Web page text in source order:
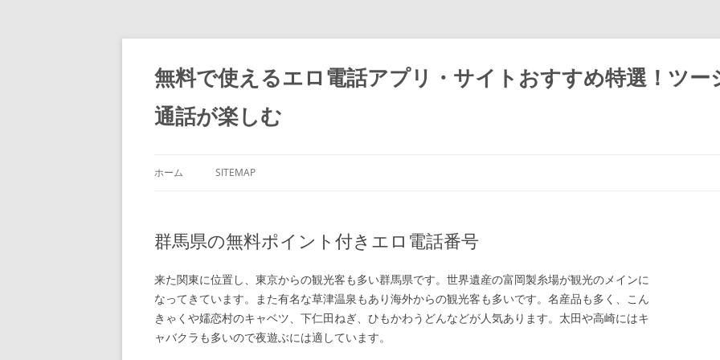
コ
テ
ン
ツ
ス
キ
無料で使えるエロ電話アプリ・サイトおすすめ特選！ツ
通話が楽しむ
ホーム SITEMAP
群馬県の無料ポイント付きエロ電話番号
来た関東に位置し、東京からの観光客も多い群馬県です。世界遺産の富岡製糸場が観光のメインに
なってきています。また有名な草津温泉もあり海外からの観光客も多いです。名産品も多く、こん
きゃくや嬬恋村のキャベツ、下仁田ねぎ、ひもかわうどんなどが人気あります。太田や高崎にはキ
ャバクラも多いので夜遊ぶには適しています。